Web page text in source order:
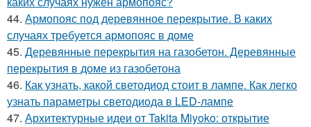
44. Армопояс под деревянное перекрытие. В каких
случаях требуется армопояс в доме
45. Деревянные перекрытия на газобетон. Деревянные
перекрытия в доме из газобетона
46. Как узнать, какой светодиод стоит в лампе. Как легко
узнать параметры светодиода в LED-лампе
47. Архитектурные идеи от Takita Miyoko: открытие